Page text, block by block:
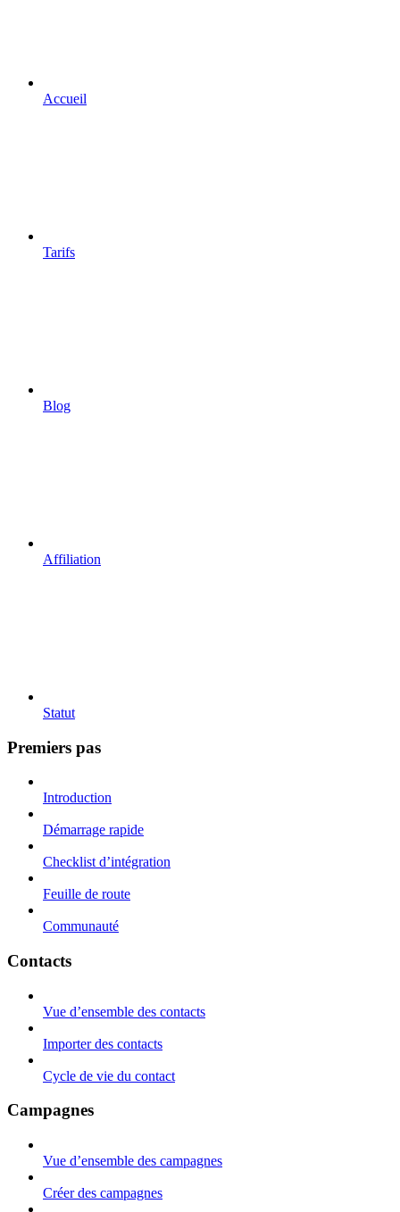
Accueil
Tarifs
Blog
Affiliation
Statut
Premiers pas
Introduction
Démarrage rapide
Checklist d’intégration
Feuille de route
Communauté
Contacts
Vue d’ensemble des contacts
Importer des contacts
Cycle de vie du contact
Campagnes
Vue d’ensemble des campagnes
Créer des campagnes